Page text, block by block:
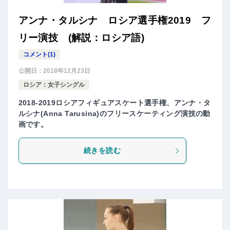
アンナ・タルシナ ロシア選手権2019 フ
リー演技 (解説：ロシア語)
コメント(1)
公開日： 2018年12月23日
ロシア：女子シングル
2018-2019ロシアフィギュアスケート選手権、アンナ・タ
ルシナ(Anna Tarusina)のフリースケーティング演技の動
画です。
続きを読む